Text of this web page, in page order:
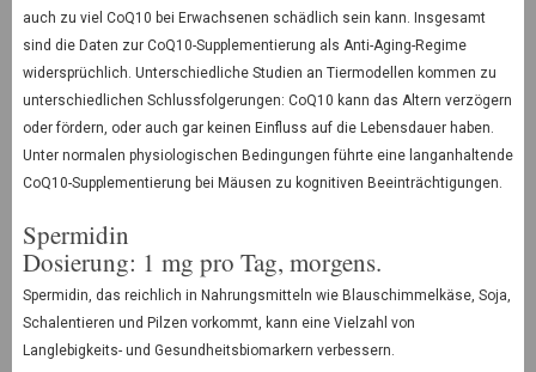
auch zu viel CoQ10 bei Erwachsenen schädlich sein kann. Insgesamt
sind die Daten zur CoQ10-Supplementierung als Anti-Aging-Regime
widersprüchlich. Unterschiedliche Studien an Tiermodellen kommen zu
unterschiedlichen Schlussfolgerungen: CoQ10 kann das Altern verzögern
oder fördern, oder auch gar keinen Einfluss auf die Lebensdauer haben.
Unter normalen physiologischen Bedingungen führte eine langanhaltende
CoQ10-Supplementierung bei Mäusen zu kognitiven Beeinträchtigungen.
Spermidin
Dosierung: 1 mg pro Tag, morgens.
Spermidin, das reichlich in Nahrungsmitteln wie Blauschimmelkäse, Soja,
Schalentieren und Pilzen vorkommt, kann eine Vielzahl von
Langlebigkeits- und Gesundheitsbiomarkern verbessern.